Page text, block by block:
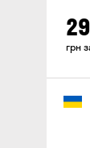
29
грн